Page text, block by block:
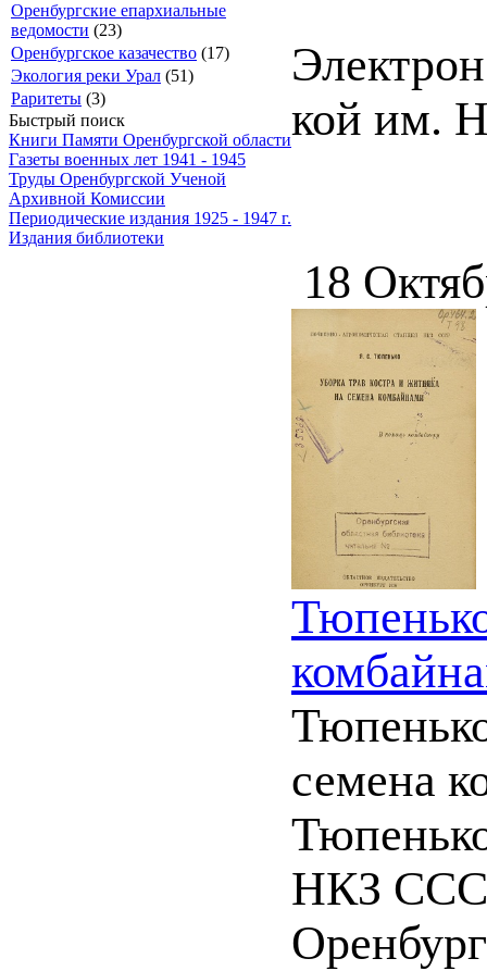
Оренбургские епархиальные
ведомости (23)
Оренбургское казачество (17)
Экология реки Урал (51)
Раритеты (3)
Быстрый поиск
Книги Памяти Оренбургской области
Газеты военных лет 1941 - 1945
Труды Оренбургской Ученой
Архивной Комиссии
Периодические издания 1925 - 1947 г.
Издания библиотеки
кой им.
18
семена
НКЗ